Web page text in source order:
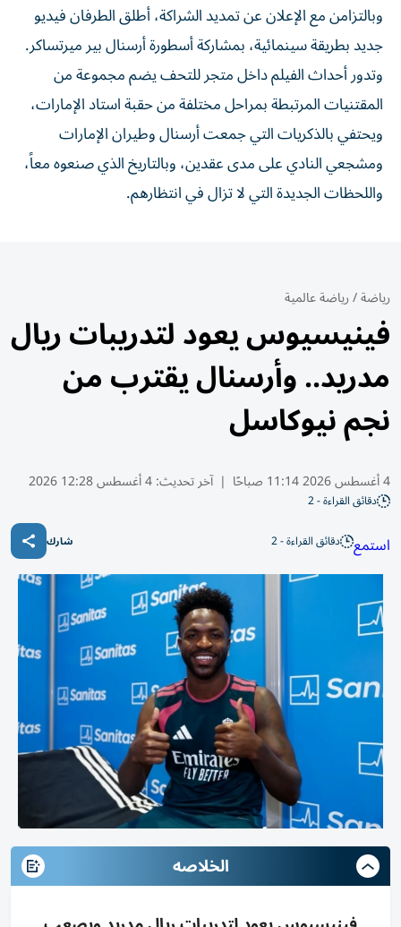
وبالتزامن مع الإعلان عن تمديد الشراكة، أطلق الطرفان فيديو
جديد بطريقة سينمائية، بمشاركة أسطورة أرسنال بير ميرتساكر.
وتدور أحداث الفيلم داخل متجر للتحف يضم مجموعة من
المقتنيات المرتبطة بمراحل مختلفة من حقبة استاد الإمارات،
ويحتفي بالذكريات التي جمعت أرسنال وطيران الإمارات
ومشجعي النادي على مدى عقدين، وبالتاريخ الذي صنعوه معاً،
واللحظات الجديدة التي لا تزال في انتظارهم.
رياضة/رياضة عالمية
فينيسيوس يعود لتدريبات ريال
مدريد.. وأرسنال يقترب من
نجم نيوكاسل
4 أغسطس 2026 11:14 صباحًا | آخر تحديث:4 أغسطس 12:28 2026
دقائق القراءة - 2
استمع دقائق القراءة - 2 شارك
الخلاصه